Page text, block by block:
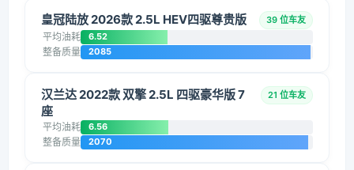
皇冠陆放 2026款 2.5L HEV四驱尊贵版 39 位车友
平均油耗 6.52
整备质量 2085
汉兰达 2022款 双擎 2.5L 四驱豪华版 7
座
21 位车友
平均油耗 6.56
整备质量 2070